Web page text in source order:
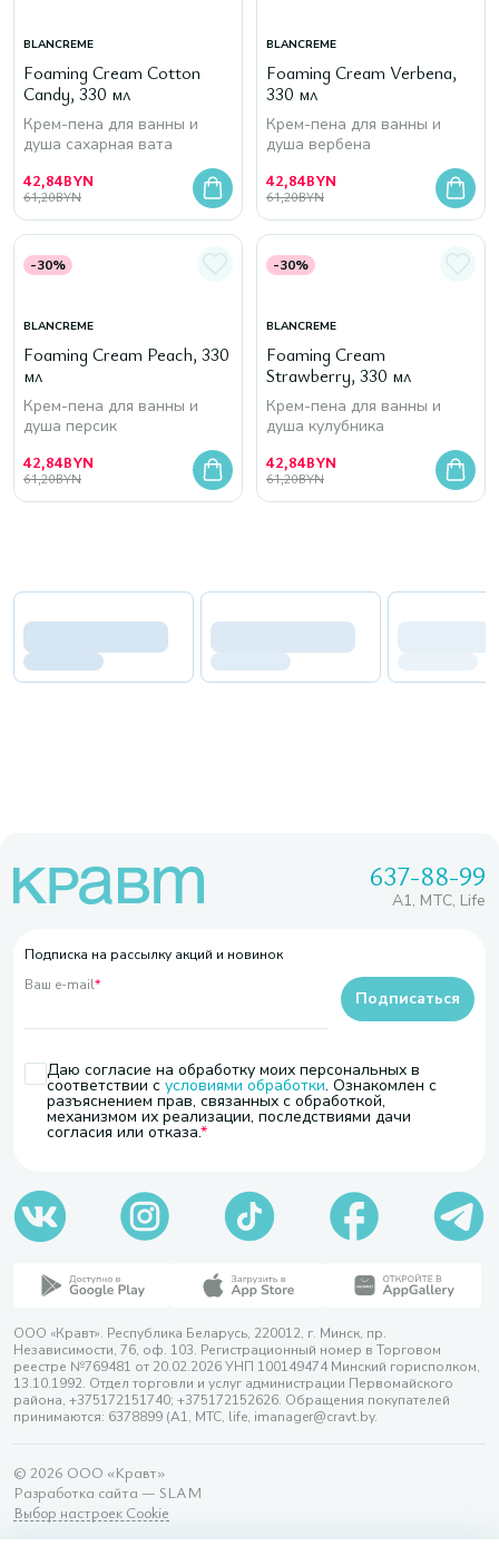
BLANCREME
Foaming Cream Cotton
Candy, 330 мл
Крем-пена для ванны и
душа сахарная вата
42,84BYN
61,20BYN
BLANCREME
Foaming Cream Verbena,
330 мл
Крем-пена для ванны и
душа вербена
42,84BYN
61,20BYN
-30%
BLANCREME
Foaming Cream Peach, 330
мл
Крем-пена для ванны и
душа персик
42,84BYN
61,20BYN
-30%
BLANCREME
Foaming Cream
Strawberry, 330 мл
Крем-пена для ванны и
душа кулубника
42,84BYN
61,20BYN
637-88-99
A1, МТС, Life
Подписка на рассылку акций и новинок
Ваш e-mail*
Даю согласие на обработку моих персональных в
соответствии с условиями обработки. Ознакомлен с
разъяснением прав, связанных с обработкой,
механизмом их реализации, последствиями дачи
согласия или отказа.
Подписаться
ООО «Кравт». Республика Беларусь, 220012, г. Минск, пр.
Независимости, 76, оф. 103. Регистрационный номер в Торговом
реестре №769481 от 20.02.2026 УНП 100149474 Минский горисполком,
13.10.1992. Отдел торговли и услуг администрации Первомайского
района, +375172151740; +375172152626. Обращения покупателей
принимаются: 6378899 (А1, МТС, life, imanager@cravt.by.
© 2026 ООО «Кравт»
Разработка сайта — SLAM
Выбор настроек Cookie